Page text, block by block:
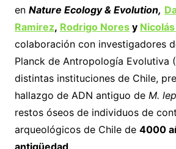
en Nature Ecology & Evolution,
Ramirez, Rodrigo Noresy
colaboración con investigadores
Planck de Antropología Evolutiva
distintas instituciones de Chile,
hallazgo de ADN antiguo de M.
restos óseos de individuos de
arqueológicos de Chile de 4000